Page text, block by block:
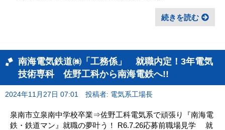
続きを読む
南海電気鉄道㈱「工務係」 就職内定！3年電気
技術専科 佐野工科から南海電鉄へ!!
2024年11月27日 07:01 投稿者: 電気系工場長
泉南市立泉南中学校卒業⇒佐野工科電気系で頑張り『南海電
鉄・鉄道マン』就職の夢叶う！ R6.7.26応募前職場見学 就